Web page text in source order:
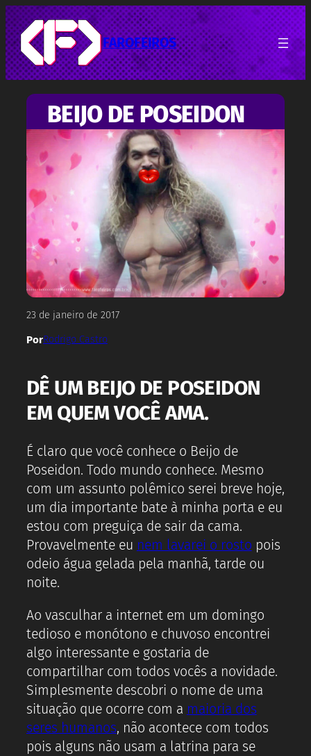
Pular
para
o
conteúdo
FAROFEIROS
BEIJO DE POSEIDON
23 de janeiro de 2017
PorRodrigo Castro
DÊ UM BEIJO DE POSEIDON
EM QUEM VOCÊ AMA.
É claro que você conhece o Beijo de
Poseidon. Todo mundo conhece. Mesmo
com um assunto polêmico serei breve hoje,
um dia importante bate à minha porta e eu
estou com preguiça de sair da cama.
Provavelmente eu nem lavarei o rosto pois
odeio água gelada pela manhã, tarde ou
noite.
Ao vasculhar a internet em um domingo
tedioso e monótono e chuvoso encontrei
algo interessante e gostaria de
compartilhar com todos vocês a novidade.
Simplesmente descobri o nome de uma
situação que ocorre com a maioria dos
seres humanos, não acontece com todos
pois alguns não usam a latrina para se